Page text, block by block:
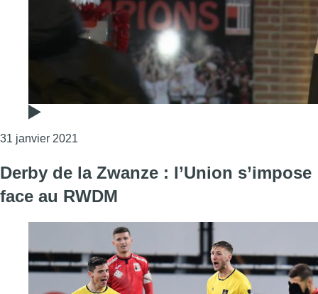
31 janvier 2021
Derby de la Zwanze : l’Union s’impose
face au RWDM